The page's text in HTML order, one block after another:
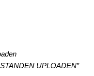
UPLOADEN”